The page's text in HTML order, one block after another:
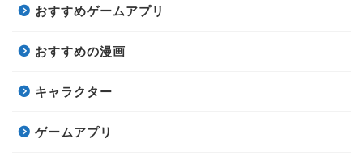
おすすめゲームアプリ
おすすめの漫画
キャラクター
ゲームアプリ